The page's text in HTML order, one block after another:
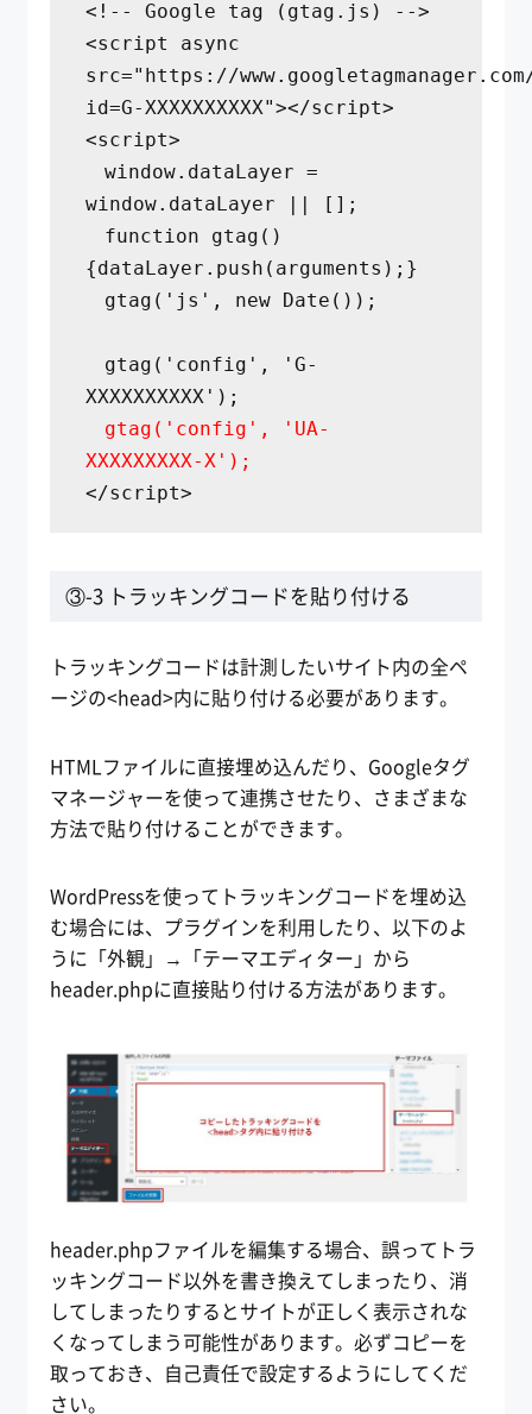
<!-- Google tag (gtag.js) -->
<script async
src="https://
id=G-XXXXXXXXXX"></script>
<script>
window.dataLayer =
window.dataLayer || [];
function gtag()
{dataLayer.push(arguments);}
gtag('js', new Date());
gtag('config', 'G-
XXXXXXXXXX');
gtag('config', 'UA-
XXXXXXXXX-X');
</script>
③-3 トラッキングコードを貼り付ける
トラッキングコードは計測したいサイト内の全ペ
ージの<head>内に貼り付ける必要があります。
HTMLファイルに直接埋め込んだり、Googleタグ
マネージャーを使って連携させたり、さまざまな
方法で貼り付けることができます。
WordPressを使ってトラッキングコードを埋め込
む場合には、プラグインを利用したり、以下のよ
うに「外観」→「テーマエディター」から
header.phpに直接貼り付ける方法があります。
header.phpファイルを編集する場合、誤ってトラ
ッキングコード以外を書き換えてしまったり、消
してしまったりするとサイトが正しく表示されな
くなってしまう可能性があります。必ずコピーを
取っておき、自己責任で設定するようにしてくだ
さい。